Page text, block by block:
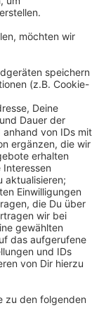
auf 68
Wert, der
in der
im Kreis
wie
wie in
nach wie
noch offene
Einzelhandel,
aber auch